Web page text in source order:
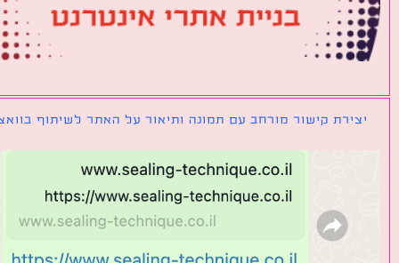
קישור מורחב עם תמונה ותיאור על האתר לשיתוף בוואצאפ